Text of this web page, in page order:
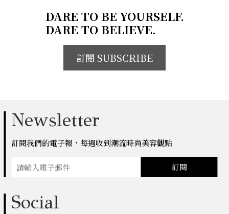
DARE TO BE YOURSELF.
DARE TO BELIEVE.
訂閱 SUBSCRIBE
Newsletter
訂閱我們的電子報，每週收到潮流時尚美容觀點
訂閱
Social